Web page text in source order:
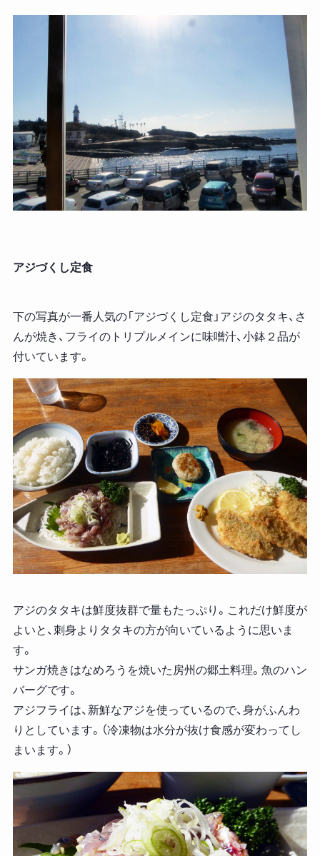
アジづくし定食
下の写真が一番人気の「アジづくし定食」アジのタタキ、さ
んが焼き、フライのトリプルメインに味噌汁、小鉢２品が
付いています。
アジのタタキは鮮度抜群で量もたっぷり。これだけ鮮度が
よいと、刺身よりタタキの方が向いているように思いま
す。
サンガ焼きはなめろうを焼いた房州の郷土料理。魚のハン
バーグです。
アジフライは、新鮮なアジを使っているので、身がふんわ
りとしています。（冷凍物は水分が抜け食感が変わってし
まいます。）